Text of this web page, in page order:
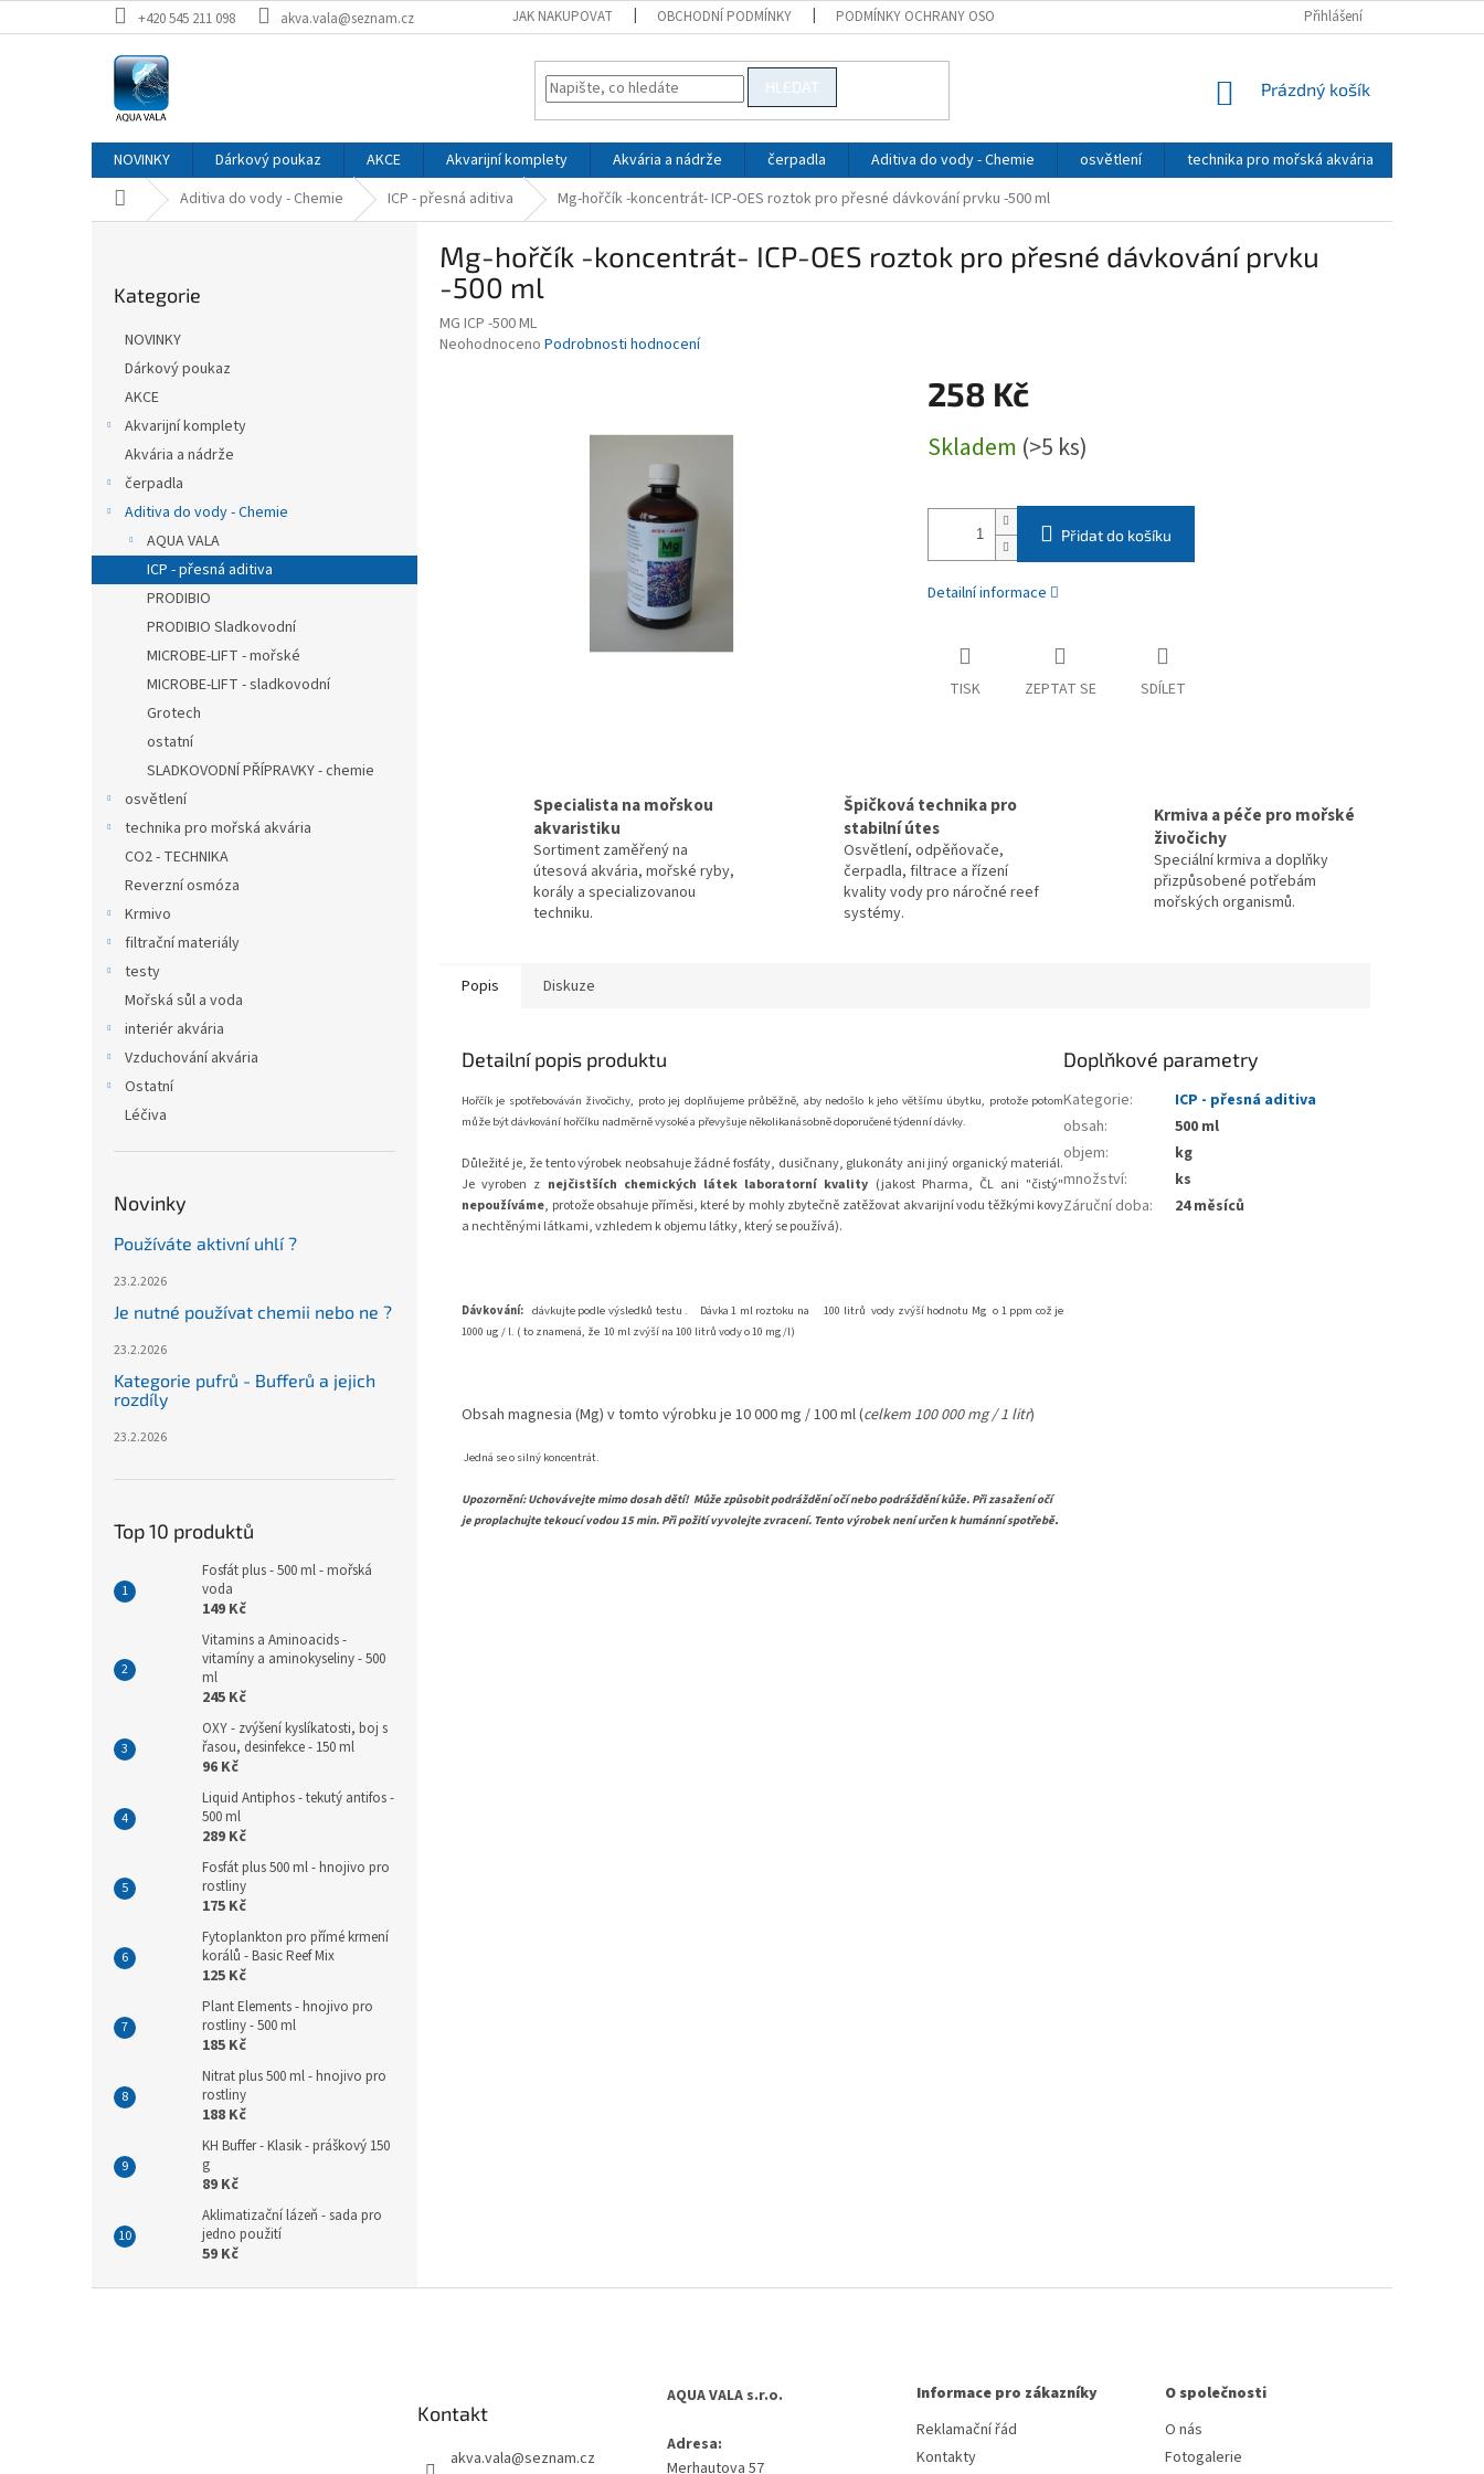
na
+420 545 211 098 akva.vala@seznam.cz JAK NAKUPOVAT OBCHODNÍ PODMÍNKY PODMÍNKY OCHRANY OSOBNÍCH ÚDAJŮ Přihlášení
HLEDAT
NÁKUPNÍ
Prázdný košík
NOVINKY Dárkový poukaz AKCE Akvarijní komplety Akvária a nádrže čerpadla Aditiva do vody - Chemie osvětlení technika pro mořská akvária
Domů Aditiva do vody - Chemie ICP - přesná aditiva Mg-hořčík -koncentrát- ICP-OES roztok pro přesné dávkování prvku -500 ml
l
kategorie
Kategorie
NOVINKY
Dárkový poukaz
AKCE
Akvarijní komplety
Akvária a nádrže
čerpadla
Aditiva do vody - Chemie
AQUA VALA
ICP - přesná aditiva
PRODIBIO
PRODIBIO Sladkovodní
MICROBE-LIFT - mořské
MICROBE-LIFT - sladkovodní
Grotech
ostatní
SLADKOVODNÍ PŘÍPRAVKY - chemie
osvětlení
technika pro mořská akvária
CO2 - TECHNIKA
Reverzní osmóza
Krmivo
filtrační materiály
testy
Mořská sůl a voda
interiér akvária
Vzduchování akvária
Ostatní
Léčiva
Novinky
Používáte aktivní uhlí ?
23.2.2026
Je nutné používat chemii nebo ne ?
23.2.2026
Kategorie pufrů - Bufferů a jejich
rozdíly
23.2.2026
Top 10 produktů
Fosfát plus - 500 ml - mořská
voda
149 Kč
Vitamins a Aminoacids -
vitamíny a aminokyseliny - 500
ml
245 Kč
OXY - zvýšení kyslíkatosti, boj s
řasou, desinfekce - 150 ml
96 Kč
Liquid Antiphos - tekutý antifos -
500 ml
289 Kč
Fosfát plus 500 ml - hnojivo pro
rostliny
175 Kč
Fytoplankton pro přímé krmení
korálů - Basic Reef Mix
125 Kč
Plant Elements - hnojivo pro
rostliny - 500 ml
185 Kč
Nitrat plus 500 ml - hnojivo pro
rostliny
188 Kč
KH Buffer - Klasik - práškový 150
g
89 Kč
Aklimatizační lázeň - sada pro
jedno použití
59 Kč
Mg-hořčík -koncentrát- ICP-OES roztok pro přesné dávkování prvku
-500 ml
MG ICP -500 ML
Průměrné
Neohodnoceno Podrobnosti hodnocení
258 Kč
cena:
Skladem (>5 ks)
Přidat do košíku
Detailní informace
TISK ZEPTAT SE SDÍLET
Specialista na mořskou
akvaristiku
Sortiment zaměřený na
útesová akvária, mořské ryby,
korály a specializovanou
techniku.
Špičková technika pro
stabilní útes
Osvětlení, odpěňovače,
čerpadla, filtrace a řízení
kvality vody pro náročné reef
systémy.
Krmiva a péče pro mořské
živočichy
Speciální krmiva a doplňky
přizpůsobené potřebám
mořských organismů.
Popis Diskuze
Detailní popis produktu
Hořčík je spotřebováván živočichy, proto jej doplňujeme průběžně, aby nedošlo k jeho většímu úbytku, protože potom
může být dávkování hořčíku nadměrně vysoké a převyšuje několikanásobně doporučené týdenní dávky.
Důležité je, že tento výrobek neobsahuje žádné fosfáty, dusičnany, glukonáty ani jiný organický materiál.
Je vyroben z nejčistších chemických látek laboratorní kvality (jakost Pharma, ČL ani "čistý"
nepoužíváme, protože obsahuje příměsi, které by mohly zbytečně zatěžovat akvarijní vodu těžkými kovy
a nechtěnými látkami, vzhledem k objemu látky, který se používá).
Dávkování: dávkujte podle výsledků testu . Dávka 1 ml roztoku na 100 litrů vody zvýší hodnotu Mg o 1 ppm což je
1000 ug / l. ( to znamená, že 10 ml zvýší na 100 litrů vody o 10 mg/l)
Obsah magnesia (Mg) v tomto výrobku je 10 000 mg / 100 ml (celkem 100 000 mg / 1 litr)
Jedná se o silný koncentrát.
Upozornění: Uchovávejte mimo dosah dětí! Může způsobit podráždění očí nebo podráždění kůže. Při zasažení očí
je proplachujte tekoucí vodou 15 min. Při požití vyvolejte zvracení. Tento výrobek není určen k humánní spotřebě.
Doplňkové parametry
Kategorie:
ICP - přesná aditiva
obsah:
500 ml
objem:
kg
množství:
ks
Záruční doba: 24 měsíců
Kontakt
akva.vala@seznam.cz
AQUA VALA s.r.o.
Adresa:
Merhautova 57
Informace pro zákazníky
Reklamační řád
Kontakty
O společnosti
O nás
Fotogalerie